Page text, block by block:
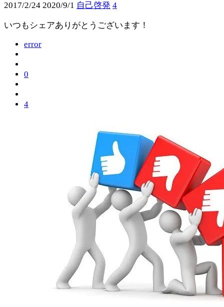
2017/2/24 2020/9/1 自己啓発 4
いつもシェアありがとうございます！
error
0
4